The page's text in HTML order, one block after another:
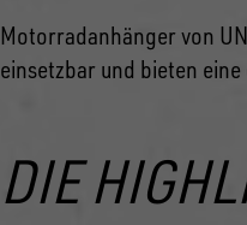
Motorradanhänger von
einsetzbar und bieten
DIE